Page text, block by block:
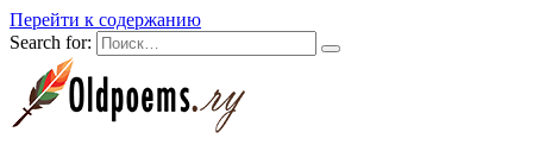
Перейти к содержанию
Search for: